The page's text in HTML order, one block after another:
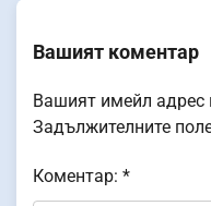
Вашият коментар
Вашият имейл адрес
Задължителните
Коментар: *